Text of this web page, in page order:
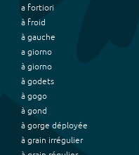
a fortiori
à froid
à gauche
a giorno
à giorno
à godets
à gogo
à gond
à gorge déployée
à grain irrégulier